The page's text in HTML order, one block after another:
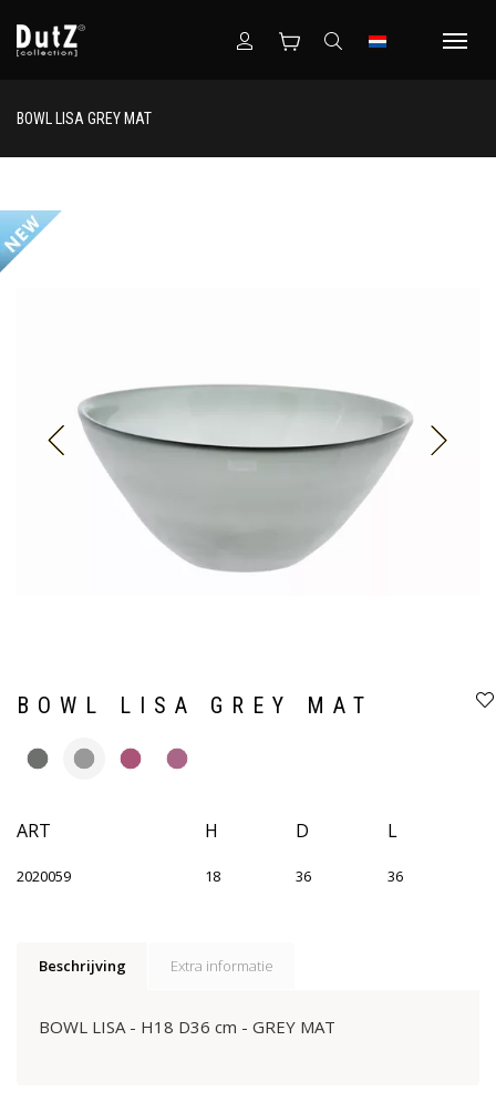
BOWL LISA GREY MAT
BOWL LISA GREY MAT
ART H D L
2020059 18 36 36
Beschrijving Extra informatie
BOWL LISA - H18 D36 cm - GREY MAT